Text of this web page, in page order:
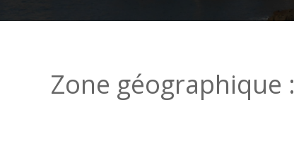
Zone géographique :